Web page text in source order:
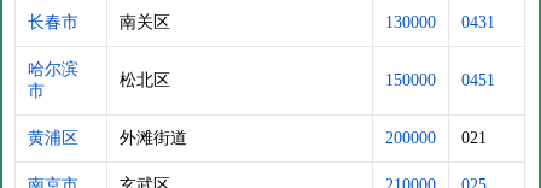
长春市 南关区 130000 0431
哈尔滨
市
松北区 150000 0451
黄浦区 外滩街道 200000 021